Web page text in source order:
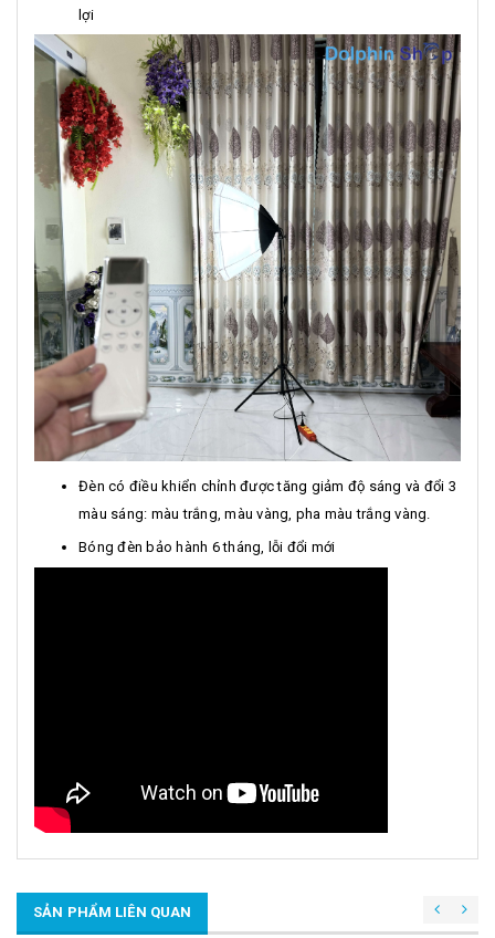
lợi
Đèn có điều khiển chỉnh được tăng giảm độ sáng và đổi 3
màu sáng: màu trắng, màu vàng, pha màu trắng vàng.
Bóng đèn bảo hành 6 tháng, lỗi đổi mới
SẢN PHẨM LIÊN QUAN